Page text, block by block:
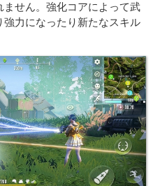
せん。強化コアによって武
力になったり新たなスキル